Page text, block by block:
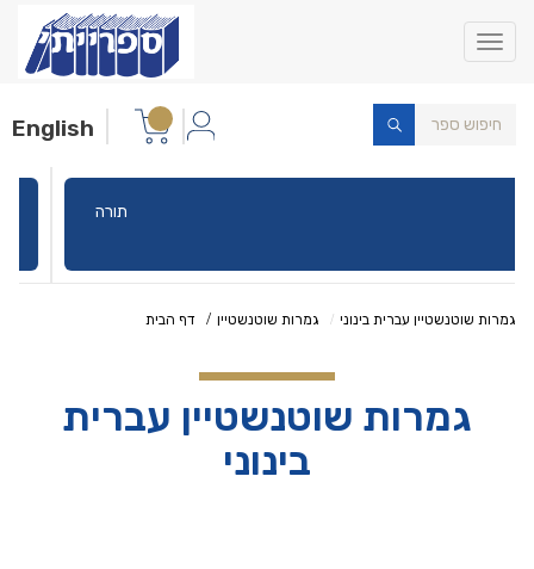
Toggle
navigation
English
דף הבית גמרות שוטנשטיין גמרות שוטנשטיין עברית בינוני
גמרות שוטנשטיין עברית
בינוני